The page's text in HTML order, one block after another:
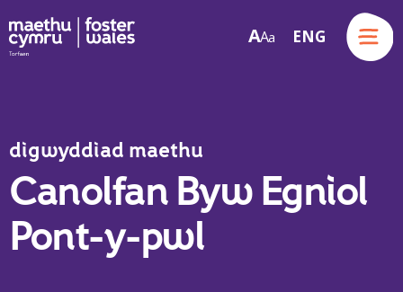
Skip to content
AA a ENG
Menu
digwyddiad maethu
Canolfan Byw Egniol
Pont-y-pwl